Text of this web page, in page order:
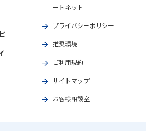
ートネット」
プライバシーポリシー
推奨環境
ご利用規約
サイトマップ
お客様相談室